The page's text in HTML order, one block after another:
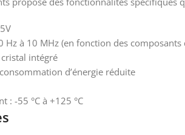
Hz à 10 MHz (en fonction des composants
intégré
d’énergie réduite
: -55 °C à +125 °C